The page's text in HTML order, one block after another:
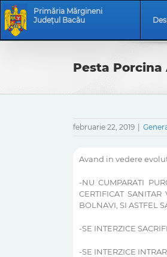
Skip
to
content
Skip
Navigation
Primăria Mărgineni
Județul Bacău
Pesta
februarie 22, 2019
Avand in vedere
-NU CUMPARATI
CERTIFICAT
BOLNAVI, SI ASTFEL
-SE INTERZICE
-SE INTERZICE